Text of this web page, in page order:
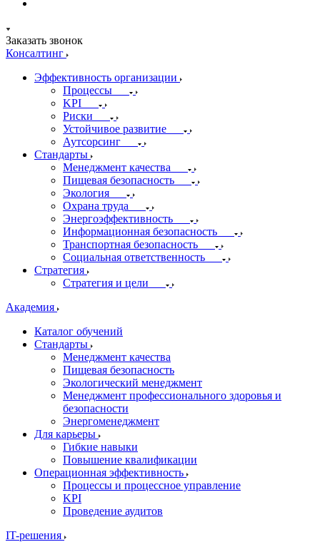
Заказать звонок
Консалтинг
Эффективность организации
Процессы
KPI
Риски
Устойчивое развитие
Аутсорсинг
Стандарты
Менеджмент качества
Пищевая безопасность
Экология
Охрана труда
Энергоэффективность
Информационная безопасность
Транспортная безопасность
Социальная ответственность
Стратегия
Стратегия и цели
Академия
Каталог обучений
Стандарты
Менеджмент качества
Пищевая безопасность
Экологический менеджмент
Менеджмент профессионального здоровья и
безопасности
Энергоменеджмент
Для карьеры
Гибкие навыки
Повышение квалификации
Операционная эффективность
Процессы и процессное управление
KPI
Проведение аудитов
IT-решения